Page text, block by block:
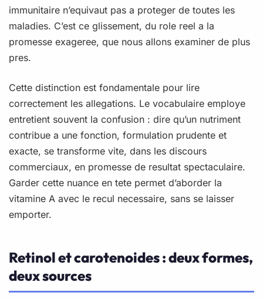
immunitaire n’equivaut pas a proteger de toutes les
maladies. C’est ce glissement, du role reel a la
promesse exageree, que nous allons examiner de plus
pres.
Cette distinction est fondamentale pour lire
correctement les allegations. Le vocabulaire employe
entretient souvent la confusion : dire qu’un nutriment
contribue a une fonction, formulation prudente et
exacte, se transforme vite, dans les discours
commerciaux, en promesse de resultat spectaculaire.
Garder cette nuance en tete permet d’aborder la
vitamine A avec le recul necessaire, sans se laisser
emporter.
Retinol et carotenoides : deux formes,
deux sources